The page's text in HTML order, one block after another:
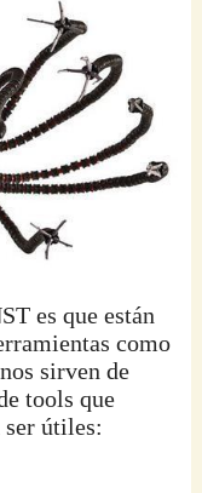
es que están
como
sirven de
tools que
ser útiles: